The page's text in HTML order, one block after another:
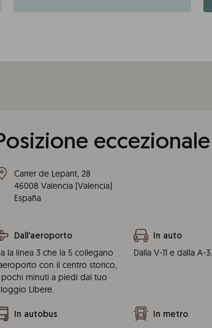
eccezionale
Carrer de Lepant, 28
46008 Valencia(Valencia)
España
Dall'aeroporto
la linea 3 che la 5 collegano
con il centro storico,
pochi minuti a piedi dal tuo
Líbere.
In auto
Dalla V-11 e dalla A-3.
In autobus In metro